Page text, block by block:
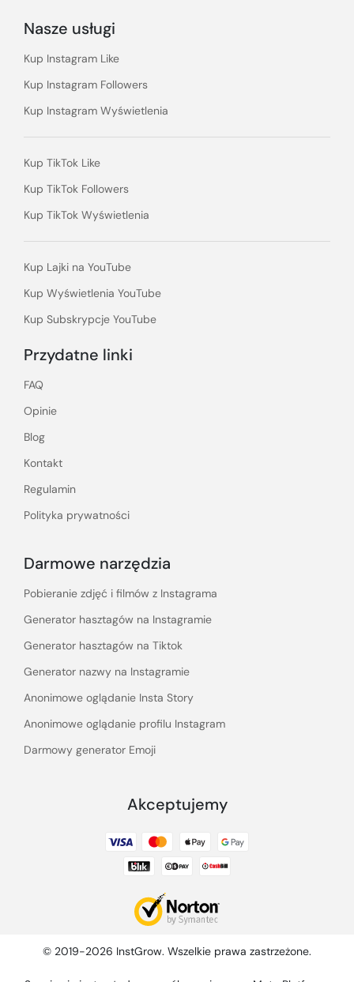
Nasze usługi
Kup Instagram Like
Kup Instagram Followers
Kup Instagram Wyświetlenia
Kup TikTok Like
Kup TikTok Followers
Kup TikTok Wyświetlenia
Kup Lajki na YouTube
Kup Wyświetlenia YouTube
Kup Subskrypcje YouTube
Przydatne linki
FAQ
Opinie
Blog
Kontakt
Regulamin
Polityka prywatności
Darmowe narzędzia
Pobieranie zdjęć i filmów z Instagrama
Generator hasztagów na Instagramie
Generator hasztagów na Tiktok
Generator nazwy na Instagramie
Anonimowe oglądanie Insta Story
Anonimowe oglądanie profilu Instagram
Darmowy generator Emoji
Akceptujemy
© 2019-2026 InstGrow. Wszelkie prawa zastrzeżone.